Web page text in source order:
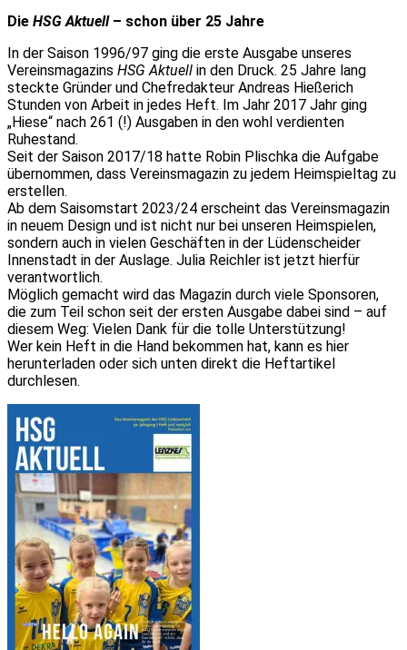
Die HSG Aktuell– schon über 25 Jahre
In der Saison 1996/97 ging die erste Ausgabe unseres
Vereinsmagazins HSG Aktuell in den Druck. 25 Jahre lang
steckte Gründer und Chefredakteur Andreas Hießerich
Stunden von Arbeit in jedes Heft. Im Jahr 2017 Jahr ging
„Hiese“ nach 261 (!) Ausgaben in den wohl verdienten
Ruhestand.
Seit der Saison 2017/18 hatte Robin Plischka die Aufgabe
übernommen, dass Vereinsmagazin zu jedem Heimspieltag zu
erstellen.
Ab dem Saisomstart 2023/24 erscheint das Vereinsmagazin
in neuem Design und ist nicht nur bei unseren Heimspielen,
sondern auch in vielen Geschäften in der Lüdenscheider
Innenstadt in der Auslage. Julia Reichler ist jetzt hierfür
verantwortlich.
Möglich gemacht wird das Magazin durch viele Sponsoren,
die zum Teil schon seit der ersten Ausgabe dabei sind – auf
diesem Weg: Vielen Dank für die tolle Unterstützung!
Wer kein Heft in die Hand bekommen hat, kann es hier
herunterladen oder sich unten direkt die Heftartikel
durchlesen.